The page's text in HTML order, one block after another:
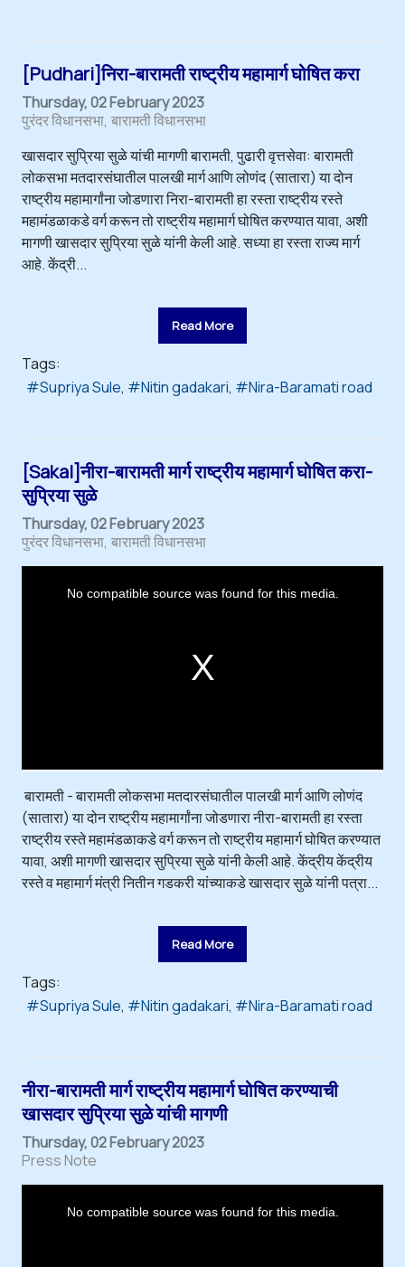
[Pudhari]निरा-बारामती राष्ट्रीय महामार्ग घोषित करा
Thursday, 02 February 2023
पुरंदर विधानसभा बारामती विधानसभा
खासदार सुप्रिया सुळे यांची मागणी बारामती, पुढारी वृत्तसेवा: बारामती
लोकसभा मतदारसंघातील पालखी मार्ग आणि लोणंद (सातारा) या दोन
राष्ट्रीय महामार्गांना जोडणारा निरा-बारामती हा रस्ता राष्ट्रीय रस्ते
महामंडळाकडे वर्ग करून तो राष्ट्रीय महामार्ग घोषित करण्यात यावा, अशी
मागणी खासदार सुप्रिया सुळे यांनी केली आहे. सध्या हा रस्ता राज्य मार्ग
आहे. केंद्री...
Read More
Tags:
Supriya Sule
Nitin gadakari Nira-Baramati road
[Sakal]नीरा-बारामती मार्ग राष्ट्रीय महामार्ग घोषित करा-
सुप्रिया सुळे
Thursday, 02 February 2023
पुरंदर विधानसभा बारामती विधानसभा
No compatible source was found for this media.
बारामती - बारामती लोकसभा मतदारसंघातील पालखी मार्ग आणि लोणंद
(सातारा) या दोन राष्ट्रीय महामार्गांना जोडणारा नीरा-बारामती हा रस्ता
राष्ट्रीय रस्ते महामंडळाकडे वर्ग करून तो राष्ट्रीय महामार्ग घोषित करण्यात
यावा, अशी मागणी खासदार सुप्रिया सुळे यांनी केली आहे. केंद्रीय केंद्रीय
रस्ते व महामार्ग मंत्री नितीन गडकरी यांच्याकडे खासदार सुळे यांनी पत्रा...
Read More
Tags:
Supriya Sule
Nitin gadakari Nira-Baramati road
नीरा-बारामती मार्ग राष्ट्रीय महामार्ग घोषित करण्याची
खासदार सुप्रिया सुळे यांची मागणी
Thursday, 02 February 2023
Press Note
No compatible source was found for this media.